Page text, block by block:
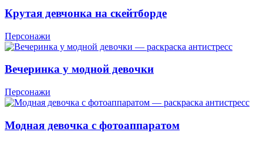
Крутая девчонка на скейтборде
Персонажи
Вечеринка у модной девочки
Персонажи
Модная девочка с фотоаппаратом